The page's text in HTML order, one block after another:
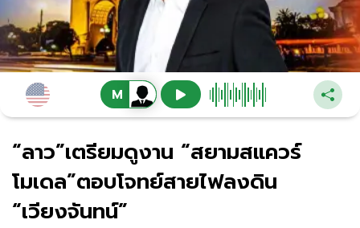
“ลาว”เตรียมดูงาน “สยามสแควร์
โมเดล”ตอบโจทย์สายไฟลงดิน
“เวียงจันทน์”